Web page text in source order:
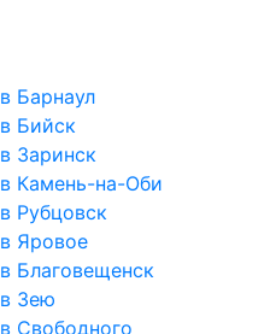
в Барнаул
в Бийск
в Заринск
в Камень-на-Оби
в Рубцовск
в Яровое
в Благовещенск
в Зею
в Свободного